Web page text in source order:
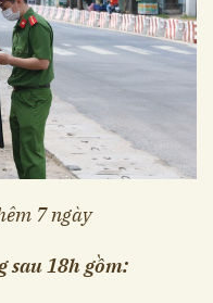
7 ngày
sau 18h gồm: